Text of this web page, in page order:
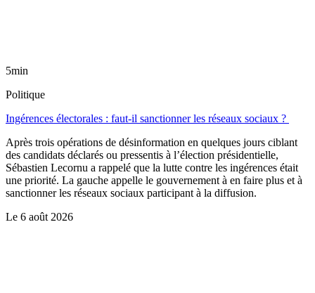
5min
Politique
Ingérences électorales : faut-il sanctionner les réseaux sociaux ?
Après trois opérations de désinformation en quelques jours ciblant
des candidats déclarés ou pressentis à l’élection présidentielle,
Sébastien Lecornu a rappelé que la lutte contre les ingérences était
une priorité. La gauche appelle le gouvernement à en faire plus et à
sanctionner les réseaux sociaux participant à la diffusion.
Le 6 août 2026